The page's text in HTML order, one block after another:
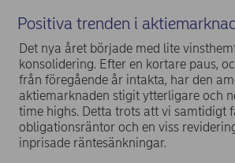
Positiva trenden i
Det nya året började med lite
konsolidering. Efter en kortare paus,
från föregående år intakta, har den
aktiemarknaden stigit ytterligare och
time highs. Detta trots att vi samtidigt
obligationsräntor och en viss
inprisade räntesänkningar.